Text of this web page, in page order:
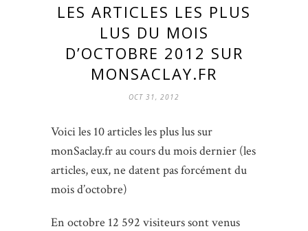
LES ARTICLES LES PLUS
LUS DU MOIS
D’OCTOBRE 2012 SUR
MONSACLAY.FR
OCT 31, 2012
Voici les 10 articles les plus lus sur
monSaclay.fr au cours du mois dernier (les
articles, eux, ne datent pas forcément du
mois d’octobre)
En octobre 12 592 visiteurs sont venus